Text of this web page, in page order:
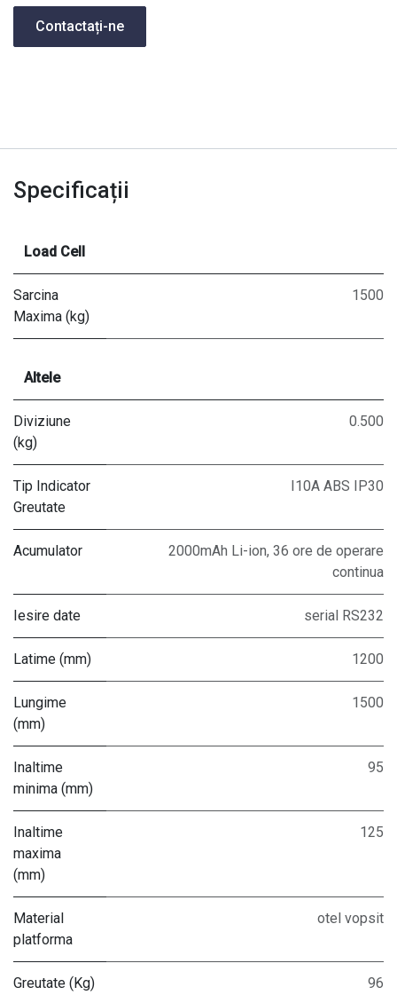
Contactați-ne
Specificații
Load Cell
Sarcina
Maxima (kg)
1500
Altele
Diviziune
(kg)
0.500
Tip Indicator
Greutate
I10A ABS IP30
Acumulator
2000mAh Li-ion, 36 ore de operare
continua
Iesire date serial RS232
Latime (mm) 1200
Lungime
(mm)
1500
Inaltime
minima (mm)
95
Inaltime
maxima
(mm)
125
Material
platforma
otel vopsit
Greutate (Kg) 96